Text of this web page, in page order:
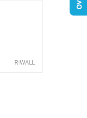
RIWALL